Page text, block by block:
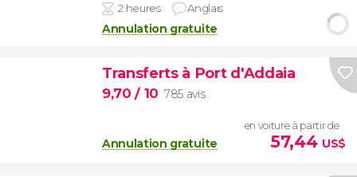
2 heures Anglais
Annulation gratuite
Transferts à Port d'Addaia
9,70/ 10 785 avis
Annulation gratuite
en voiture à partir de
57,44 US$